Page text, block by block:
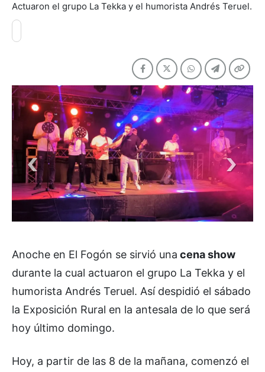
Actuaron el grupo La Tekka y el humorista Andrés Teruel.
Anoche en El Fogón se sirvió una cena show
durante la cual actuaron el grupo La Tekka y el
humorista Andrés Teruel. Así despidió el sábado
la Exposición Rural en la antesala de lo que será
hoy último domingo.
Hoy, a partir de las 8 de la mañana, comenzó el